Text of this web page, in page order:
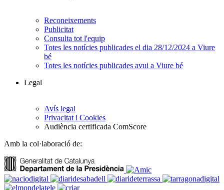
Reconeixements
Publicitat
Consulta tot l'equip
Totes les notícies publicades el dia 28/12/2024 a Viure
bé
Totes les notícies publicades avui a Viure bé
Legal
Avís legal
Privacitat i Cookies
Audiència certificada ComScore
Amb la col·laboració de: